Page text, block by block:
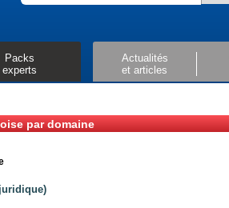
Packs
experts
Actualités
et articles
par domaine